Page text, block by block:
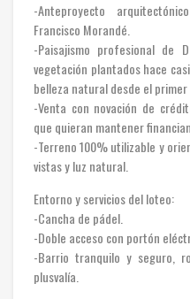
-Anteproyecto
Francisco Morandé.
-Paisajismo profesional de
vegetación plantados hace
belleza natural desde el primer
-Venta con novación de
que quieran mantener
-Terreno 100% utilizable y
vistas y luz natural.
Entorno y servicios del loteo:
-Cancha de pádel.
-Doble acceso con portón
-Barrio tranquilo y seguro,
plusvalía.